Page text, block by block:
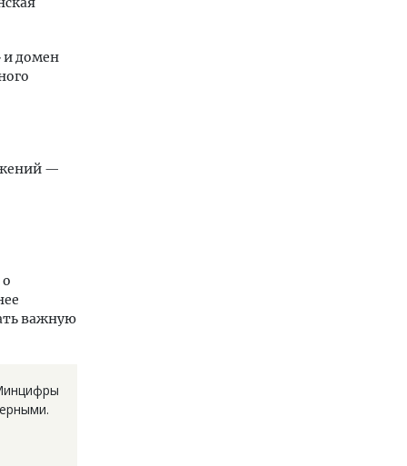
и домен
—
важную